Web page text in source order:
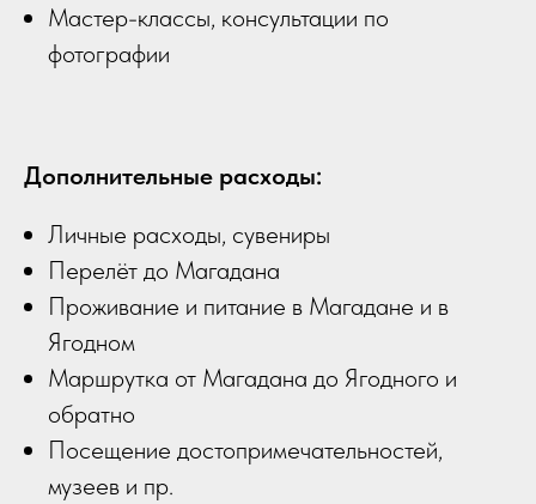
Мастер-классы, консультации по
фотографии
Дополнительные расходы:
Личные расходы, сувениры
Перелёт до Магадана
Проживание и питание в Магадане и в
Ягодном
Маршрутка от Магадана до Ягодного и
обратно
Посещение достопримечательностей,
музеев и пр.